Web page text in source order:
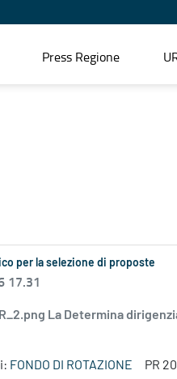
Press Regione
per la selezione di proposte
17.31
La Determina
FONDO DI ROTAZIONE PR